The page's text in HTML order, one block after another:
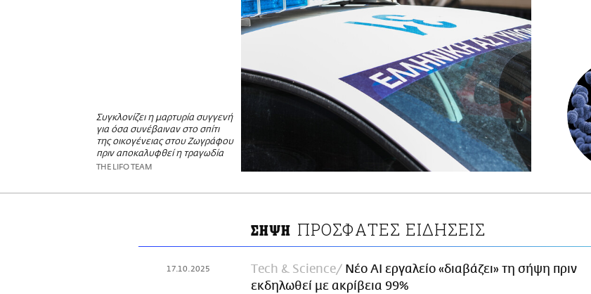
Συγκλονίζει η μαρτυρία συγγενή
για όσα συνέβαιναν στο σπίτι
της οικογένειας στου Ζωγράφου
πριν αποκαλυφθεί η τραγωδία
THE LIFO TEAM
ΣΗΨΗ ΠΡΟΣΦΑΤΕΣ ΕΙΔΗΣΕΙΣ
17.10.2025 Τech & Science
Νέο ΑΙ εργαλείο «διαβάζει» τη σήψη πριν
εκδηλωθεί με ακρίβεια 99%